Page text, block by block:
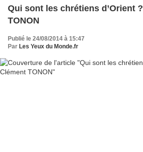
Qui sont les chrétiens d’Orient ? - par Clément
TONON
Publié le 24/08/2014 à 15:47
Par Les Yeux du Monde.fr